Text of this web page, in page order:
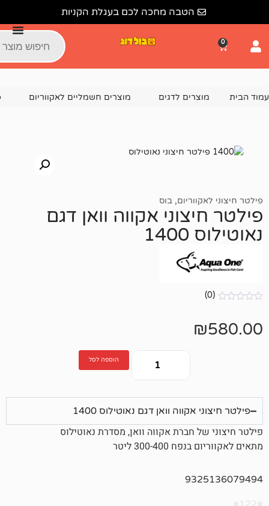
הטבה מחכה לכם בעגלת הקניות
לדגים מוצרים חשמליים לאקווריום פילטר חיצוני
, בוס
אקווה וואן דגם
הוספה לסל
וואן דגם נאוטילוס 1400
חברת אקווה וואן, מסדרת נאוטילוס
400 ליטר